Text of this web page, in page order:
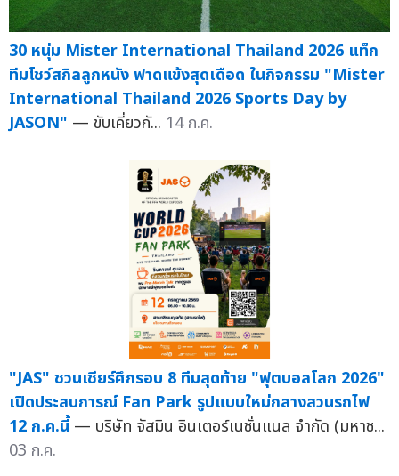
30 หนุ่ม Mister International Thailand 2026 แท็ก
ทีมโชว์สกิลลูกหนัง ฟาดแข้งสุดเดือด ในกิจกรรม "Mister
International Thailand 2026 Sports Day by
JASON" — ขับเคี่ยวกั... 14 ก.ค.
"JAS" ชวนเชียร์ศึกรอบ 8 ทีมสุดท้าย "ฟุตบอลโลก 2026"
เปิดประสบการณ์ Fan Park รูปแบบใหม่กลางสวนรถไฟ
12 ก.ค.นี้ — บริษัท จัสมิน อินเตอร์เนชั่นแนล จำกัด (มหาช...
03 ก.ค.